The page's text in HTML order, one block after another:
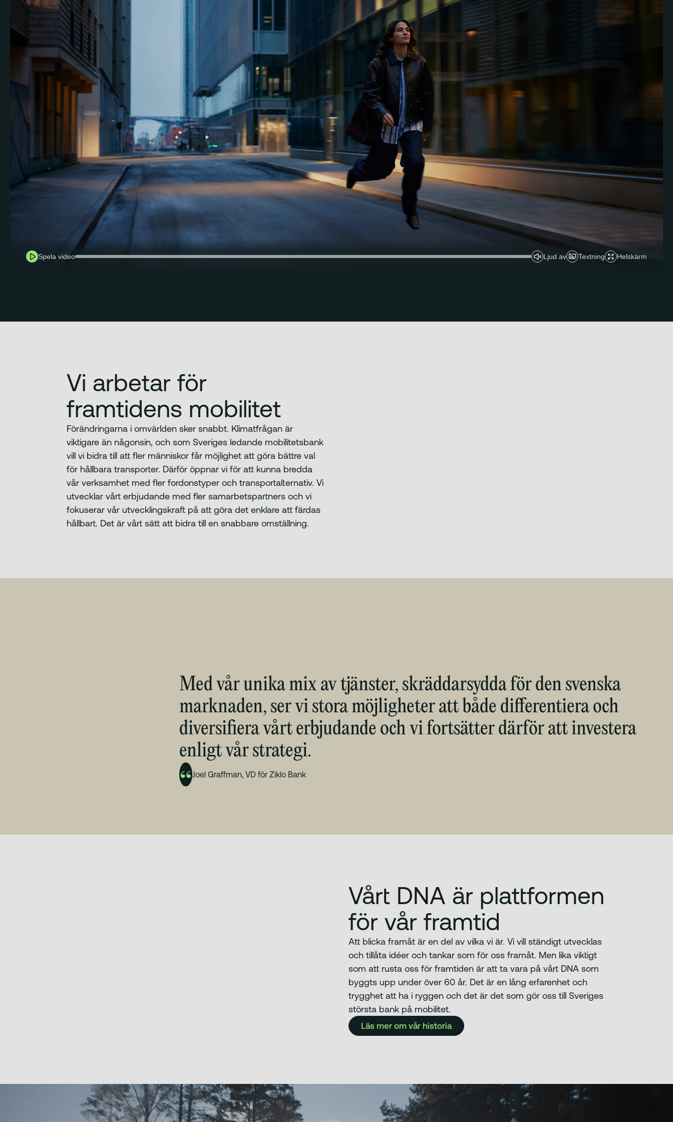
Spela video Ljud av Textning Helskärm
Vi arbetar för
framtidens mobilitet
Förändringarna i omvärlden sker snabbt. Klimatfrågan är
viktigare än någonsin, och som Sveriges ledande mobilitetsbank
vill vi bidra till att fler människor får möjlighet att göra bättre val
för hållbara transporter. Därför öppnar vi för att kunna bredda
vår verksamhet med fler fordonstyper och transportalternativ. Vi
utvecklar vårt erbjudande med fler samarbetspartners och vi
fokuserar vår utvecklingskraft på att göra det enklare att färdas
hållbart. Det är vårt sätt att bidra till en snabbare omställning.
Med vår unika mix av tjänster, skräddarsydda för den svenska
marknaden, ser vi stora möjligheter att både differentiera och
diversifiera vårt erbjudande och vi fortsätter därför att investera
enligt vår strategi.
Joel Graffman, VD för Ziklo Bank
Vårt DNA är plattformen
för vår framtid
Att blicka framåt är en del av vilka vi är. Vi vill ständigt utvecklas
och tillåta idéer och tankar som för oss framåt. Men lika viktigt
som att rusta oss för framtiden är att ta vara på vårt DNA som
byggts upp under över 60 år. Det är en lång erfarenhet och
trygghet att ha i ryggen och det är det som gör oss till Sveriges
största bank på mobilitet.
Läs mer om vår historia